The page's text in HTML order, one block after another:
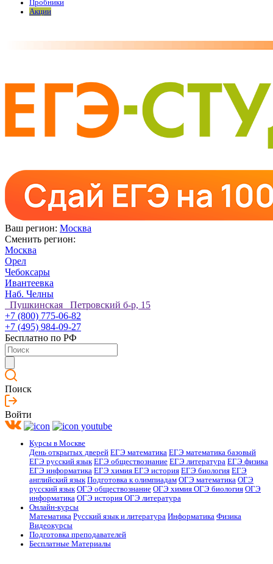
Пробники
Акции
Ваш регион: Москва
Сменить регион:
Москва
Орел
Чебоксары
Ивантеевка
Наб. Челны
Пушкинская Петровский б-р, 15
+7 (800) 775-06-82
+7 (495) 984-09-27
Бесплатно по РФ
Поиск
Войти
Курсы в Москве
День открытых дверей ЕГЭ математика ЕГЭ математика базовый
ЕГЭ русский язык ЕГЭ обществознание ЕГЭ литература ЕГЭ физика
ЕГЭ информатика ЕГЭ химия ЕГЭ история ЕГЭ биология ЕГЭ
английский язык Подготовка к олимпиадам ОГЭ математика ОГЭ
русский язык ОГЭ обществознание ОГЭ химия ОГЭ биология ОГЭ
информатика ОГЭ история ОГЭ литература
Онлайн-курсы
Математика Русский язык и литература Информатика Физика
Видеокурсы
Подготовка преподавателей
Бесплатные Материалы